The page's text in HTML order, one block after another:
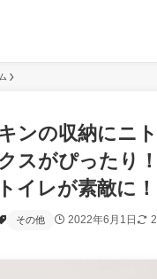
ンの収納にニ
スがぴったり
イレが素敵に！
その他 2022年6月1日